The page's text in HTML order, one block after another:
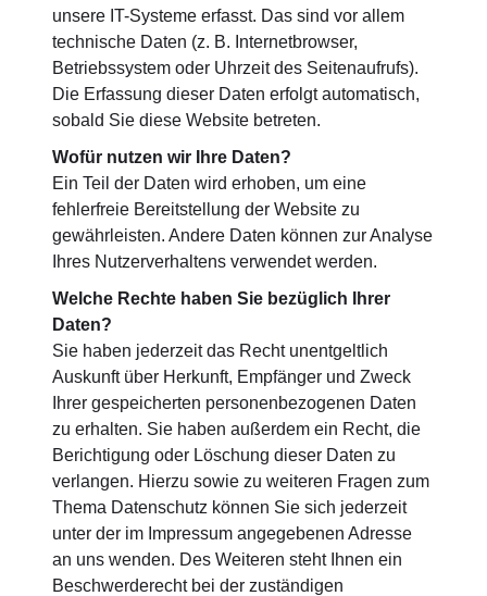
unsere IT-Systeme erfasst. Das sind vor allem
technische Daten (z. B. Internetbrowser,
Betriebssystem oder Uhrzeit des Seitenaufrufs).
Die Erfassung dieser Daten erfolgt automatisch,
sobald Sie diese Website betreten.
Wofür nutzen wir Ihre Daten?
Ein Teil der Daten wird erhoben, um eine
fehlerfreie Bereitstellung der Website zu
gewährleisten. Andere Daten können zur Analyse
Ihres Nutzerverhaltens verwendet werden.
Welche Rechte haben Sie bezüglich Ihrer
Daten?
Sie haben jederzeit das Recht unentgeltlich
Auskunft über Herkunft, Empfänger und Zweck
Ihrer gespeicherten personenbezogenen Daten
zu erhalten. Sie haben außerdem ein Recht, die
Berichtigung oder Löschung dieser Daten zu
verlangen. Hierzu sowie zu weiteren Fragen zum
Thema Datenschutz können Sie sich jederzeit
unter der im Impressum angegebenen Adresse
an uns wenden. Des Weiteren steht Ihnen ein
Beschwerderecht bei der zuständigen